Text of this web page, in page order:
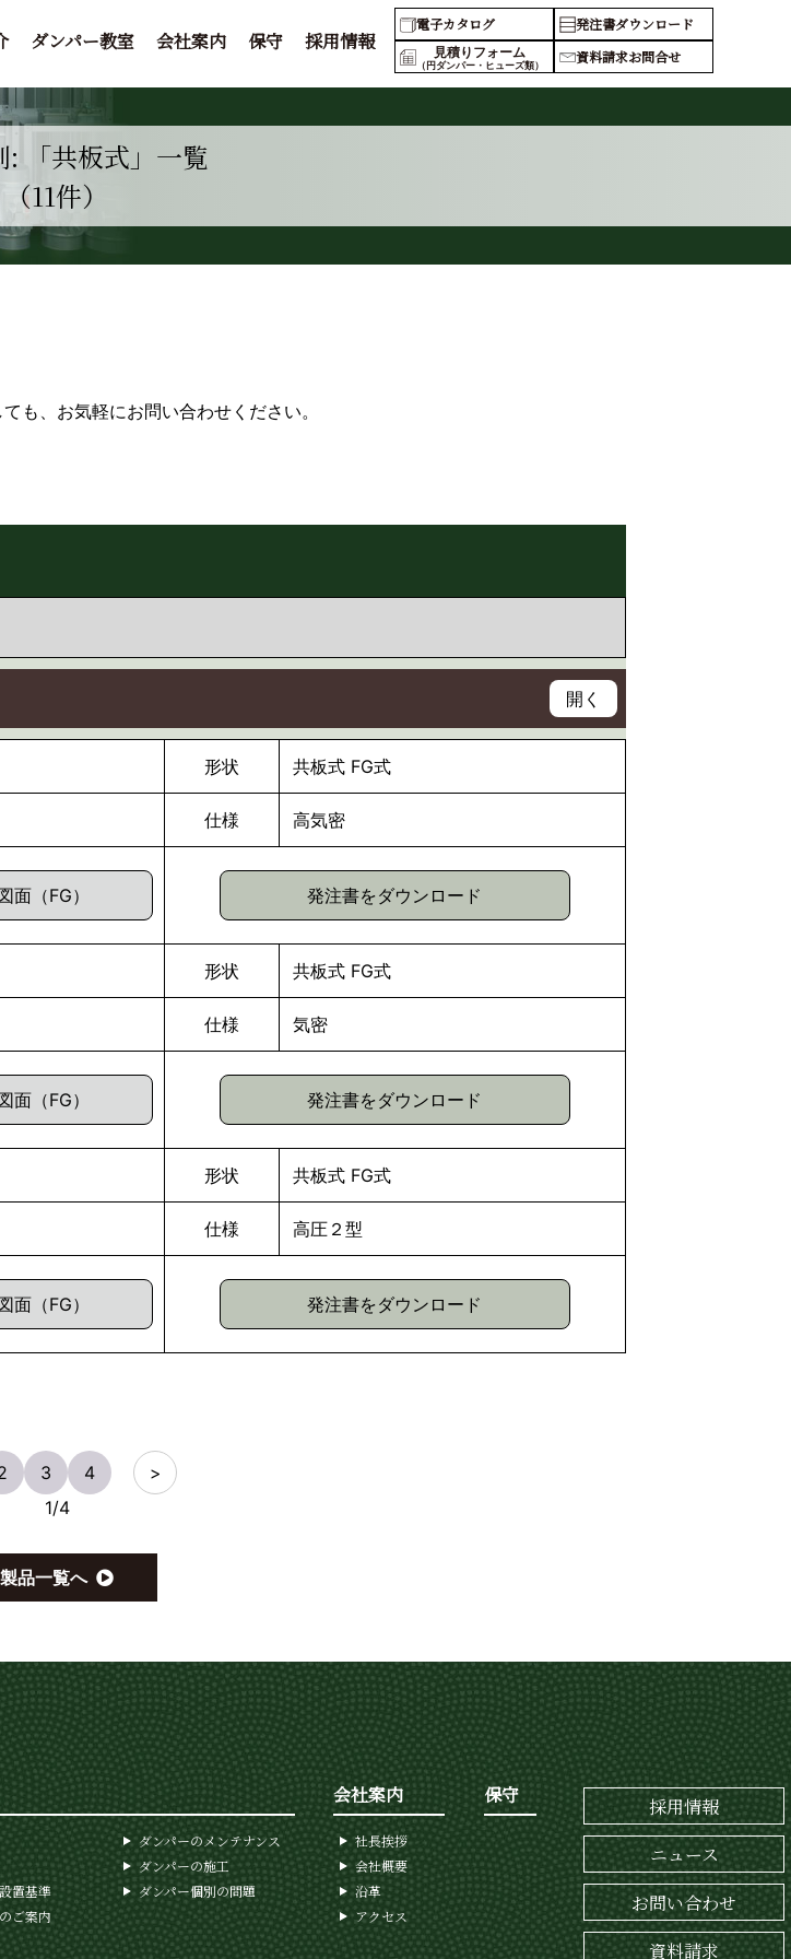
ダンパー教室 会社案内 保守 採用情報
電子カタログ 発注書ダウンロード
見積りフォーム
（円ダンパー・ヒューズ類） 資料請求お問合せ
: 「共板式」一覧
（11件）
も、お気軽にお問い合わせください。
形状 共板式 FG式
仕様 高気密
面（FG） 発注書をダウンロード
形状 共板式 FG式
仕様 気密
面（FG） 発注書をダウンロード
形状 共板式 FG式
仕様 高圧２型
面（FG） 発注書をダウンロード
3 4
>
1/4
製品一覧へ
置基準
ご案内
ダンパーのメンテナンス
ダンパーの施工
ダンパー個別の問題
会社案内
社長挨拶
会社概要
沿革
アクセス
保守
採用情報
ニュース
お問い合わせ
資料請求